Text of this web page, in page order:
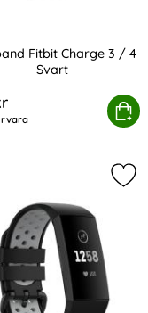
Svart/Röd
Fitbit Charge 3 / 4
Svart
Köp
Armband Fitbit
Charge 4/3 Silikon